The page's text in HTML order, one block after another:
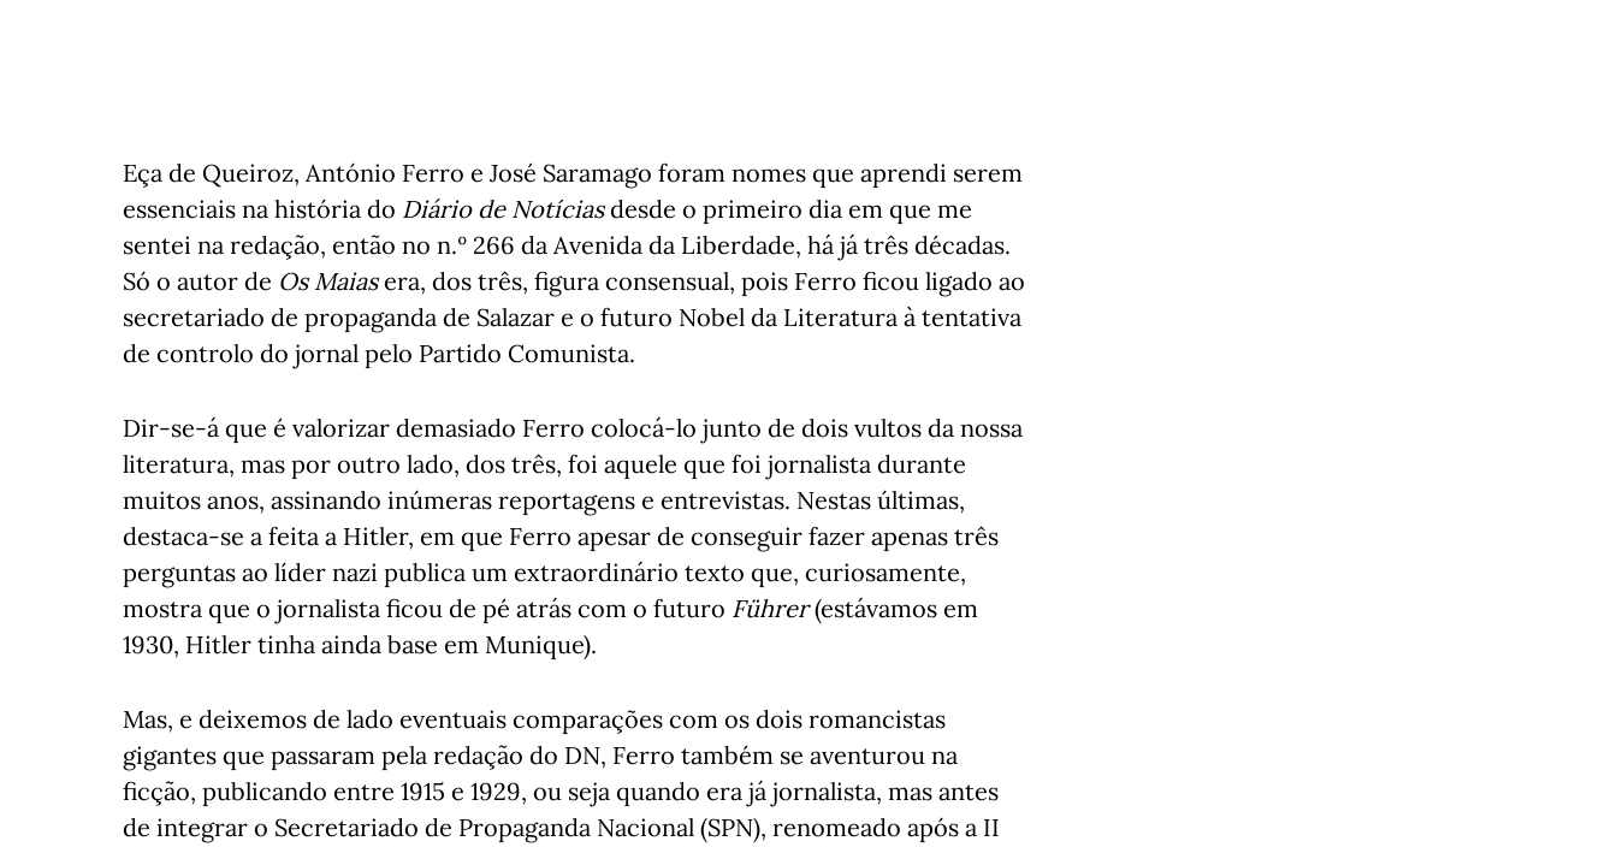
Eça de Queiroz, António Ferro e José Saramago foram nomes que aprendi serem
essenciais na história do Diário de Notíciasdesde o primeiro dia em que me
sentei na redação, então no n.º 266 da Avenida da Liberdade, há já três décadas.
Só o autor de Os Maiasera, dos três, figura consensual, pois Ferro ficou ligado ao
secretariado de propaganda de Salazar e o futuro Nobel da Literatura à tentativa
de controlo do jornal pelo Partido Comunista.
Dir-se-á que é valorizar demasiado Ferro colocá-lo junto de dois vultos da nossa
literatura, mas por outro lado, dos três, foi aquele que foi jornalista durante
muitos anos, assinando inúmeras reportagens e entrevistas. Nestas últimas,
destaca-se a feita a Hitler, em que Ferro apesar de conseguir fazer apenas três
perguntas ao líder nazi publica um extraordinário texto que, curiosamente,
mostra que o jornalista ficou de pé atrás com o futuro Führer(estávamos em
1930, Hitler tinha ainda base em Munique).
Mas, e deixemos de lado eventuais comparações com os dois romancistas
gigantes que passaram pela redação do DN, Ferro também se aventurou na
ficção, publicando entre 1915 e 1929, ou seja quando era já jornalista, mas antes
de integrar o Secretariado de Propaganda Nacional (SPN), renomeado após a II